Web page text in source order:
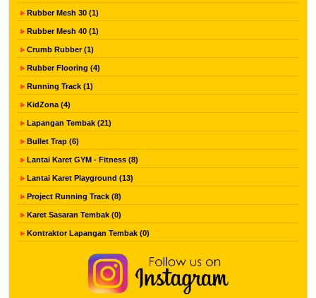
Rubber Mesh 30 (1)
Rubber Mesh 40 (1)
Crumb Rubber (1)
Rubber Flooring (4)
Running Track (1)
KidZona (4)
Lapangan Tembak (21)
Bullet Trap (6)
Lantai Karet GYM - Fitness (8)
Lantai Karet Playground (13)
Project Running Track (8)
Karet Sasaran Tembak (0)
Kontraktor Lapangan Tembak (0)